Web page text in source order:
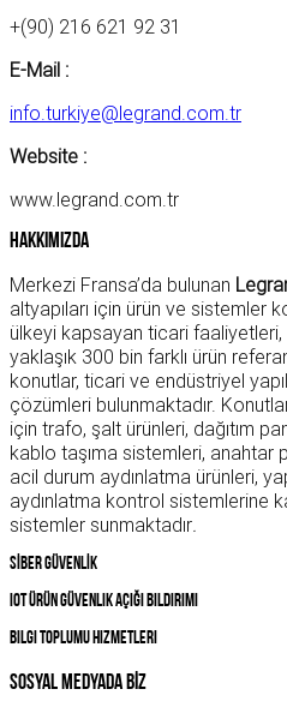
+(90) 216 621 92 31
E-Mail :
info.turkiye@legrand.com.tr
Website :
www.legrand.com.tr
Hakkımızda
Merkezi Fransa’da bulunan
altyapıları için ürün ve sistemler
ülkeyi kapsayan ticari faaliyetleri,
yaklaşık 300 bin farklı ürün
konutlar, ticari ve endüstriyel
çözümleri bulunmaktadır.
için trafo, şalt ürünleri, dağıtım
kablo taşıma sistemleri, anahtar
acil durum aydınlatma ürünleri,
aydınlatma kontrol sistemlerine
sistemler sunmaktadır.
SİBER GÜVENLİK
IOT Ürün Güvenlik Açığı Bildirimi
Bilgi Toplumu Hizmetleri
SOSYAL MEDYADA BİZ